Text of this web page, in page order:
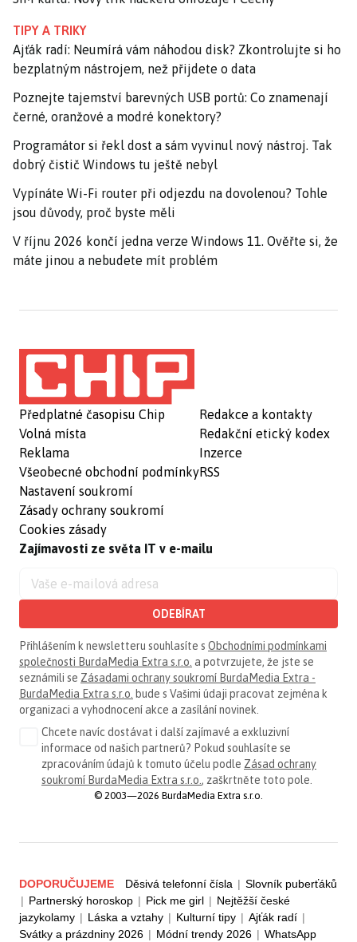
TIPY A TRIKY
Ajťák radí: Neumírá vám náhodou disk? Zkontrolujte si ho
bezplatným nástrojem, než přijdete o data
Poznejte tajemství barevných USB portů: Co znamenají
černé, oranžové a modré konektory?
Programátor si řekl dost a sám vyvinul nový nástroj. Tak
dobrý čistič Windows tu ještě nebyl
Vypínáte Wi-Fi router při odjezdu na dovolenou? Tohle
jsou důvody, proč byste měli
V říjnu 2026 končí jedna verze Windows 11. Ověřte si, že
máte jinou a nebudete mít problém
Předplatné časopisu Chip
Volná místa
Reklama
Všeobecné obchodní podmínky
Nastavení soukromí
Zásady ochrany soukromí
Cookies zásady
Redakce a kontakty
Redakční etický kodex
Inzerce
RSS
Zajímavosti ze světa IT v e-mailu
ODEBÍRAT
Přihlášením k newsletteru souhlasíte s Obchodními podmínkami
společnosti BurdaMedia Extra s.r.o. a potvrzujete, že jste se
seznámili se Zásadami ochrany soukromí BurdaMedia Extra -
BurdaMedia Extra s.r.o. bude s Vašimi údaji pracovat zejména k
organizaci a vyhodnocení akce a zasílání novinek.
Chcete navíc dostávat i další zajímavé a exkluzivní
informace od našich partnerů? Pokud souhlasíte se
zpracováním údajů k tomuto účelu podle Zásad ochrany
soukromí BurdaMedia Extra s.r.o. , zaškrtněte toto pole.
© 2003—2026 BurdaMedia Extra s.r.o.
DOPORUČUJEME Děsivá telefonní čísla | Slovník puberťáků
| Partnerský horoskop | Pick me girl | Nejtěžší české
jazykolamy | Láska a vztahy | Kulturní tipy | Ajťák radí |
Svátky a prázdniny 2026 | Módní trendy 2026 | WhatsApp